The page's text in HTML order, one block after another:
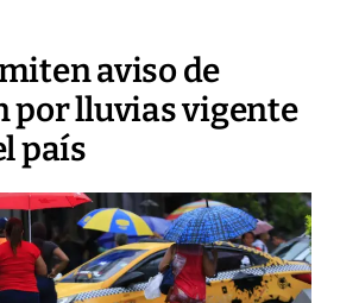
aviso de
por lluvias vigente
país